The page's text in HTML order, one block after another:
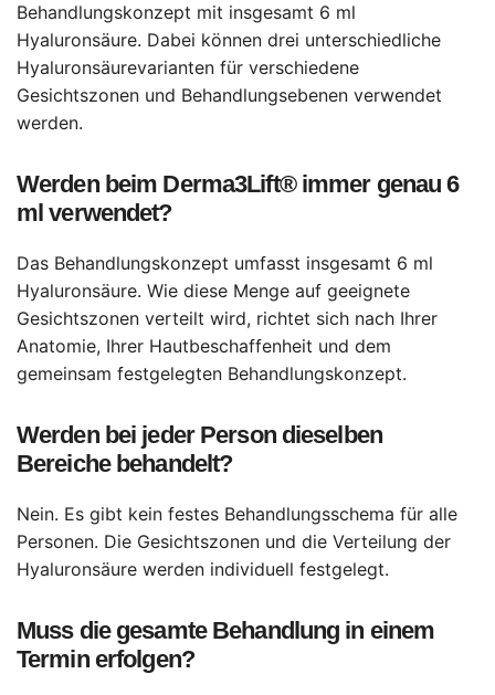
Behandlungskonzept mit insgesamt 6 ml
Hyaluronsäure. Dabei können drei unterschiedliche
Hyaluronsäurevarianten für verschiedene
Gesichtszonen und Behandlungsebenen verwendet
werden.
Werden beim Derma3Lift® immer genau 6
ml verwendet?
Das Behandlungskonzept umfasst insgesamt 6 ml
Hyaluronsäure. Wie diese Menge auf geeignete
Gesichtszonen verteilt wird, richtet sich nach Ihrer
Anatomie, Ihrer Hautbeschaffenheit und dem
gemeinsam festgelegten Behandlungskonzept.
Werden bei jeder Person dieselben
Bereiche behandelt?
Nein. Es gibt kein festes Behandlungsschema für alle
Personen. Die Gesichtszonen und die Verteilung der
Hyaluronsäure werden individuell festgelegt.
Muss die gesamte Behandlung in einem
Termin erfolgen?